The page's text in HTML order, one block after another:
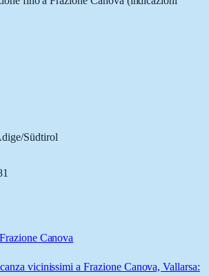
Südtirol
Canova
vicinissimi a Frazione Canova, Vallarsa: